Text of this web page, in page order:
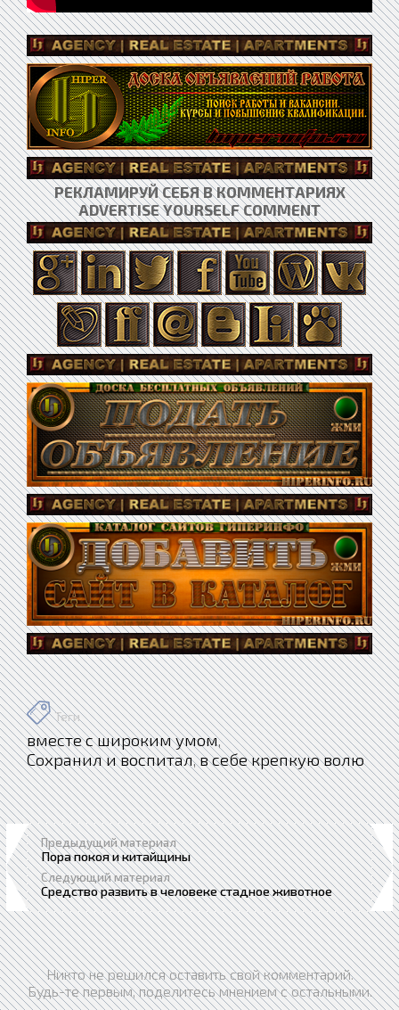
РЕКЛАМИРУЙ СЕБЯ В КОММЕНТАРИЯХ
ADVERTISE YOURSELF COMMENT
Теги
вместе с широким умом,
Сохранил и воспитал,в себе крепкую волю
Предыдущий материал
Пора покоя и китайщины
Следующий материал
Средство развить в человеке стадное животное
Никто не решился оставить свой комментарий.
Будь-те первым, поделитесь мнением с остальными.